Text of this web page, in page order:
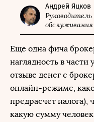
Андрей Яцков
Еще одна фича
наглядность в
отзыве денег с
онлайн-режиме,
предрасчет налога),
какую сумму человек